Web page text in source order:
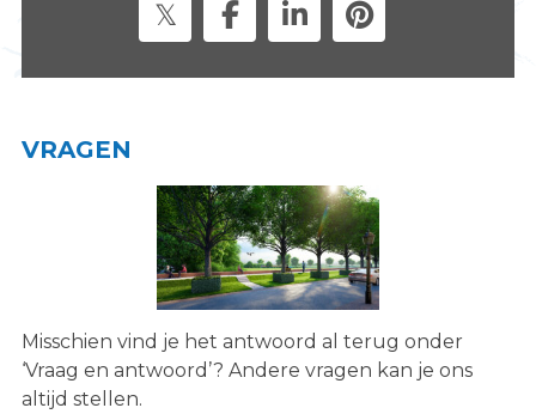
VRAGEN
Misschien vind je het antwoord al terug onder
‘Vraag en antwoord’? Andere vragen kan je ons
altijd stellen.